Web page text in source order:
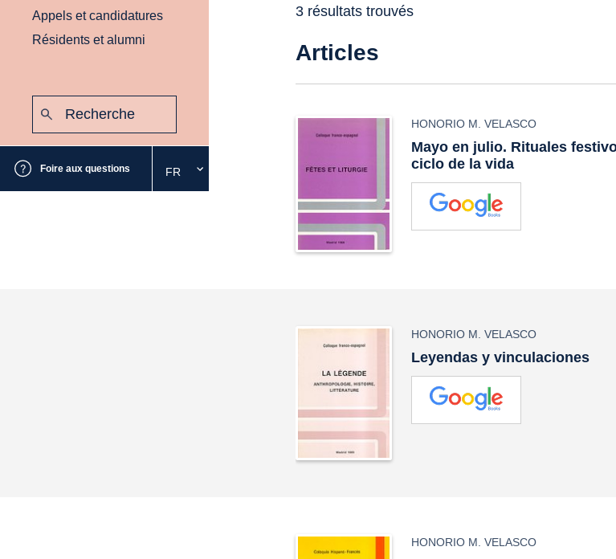
Appels et candidatures
Résidents et alumni
Foire aux questions
Sélectionnez
la
FR
3 résultats trouvés
Articles
HONORIO M. VELASCO
Mayo en julio. Rituales
ciclo de la vida
HONORIO M. VELASCO
Leyendas y vinculaciones
HONORIO M. VELASCO